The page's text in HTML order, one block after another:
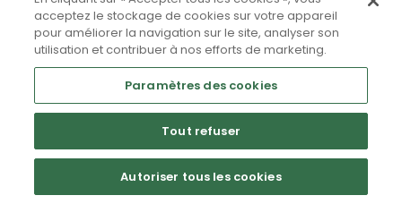
Partager sur Facebook
Mentions légales CGU Politique de confidentialité
acceptez le stockage de cookies sur votre appareil
pour améliorer la navigation sur le site, analyser son
utilisation et contribuer à nos efforts de marketing.
Paramètres des cookies
Tout refuser
Autoriser tous les cookies